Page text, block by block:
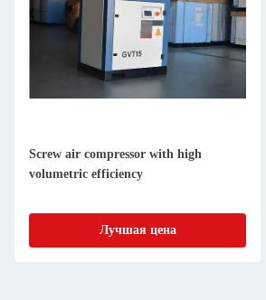
Screw air compressor with high
volumetric efficiency
Лучшая цена